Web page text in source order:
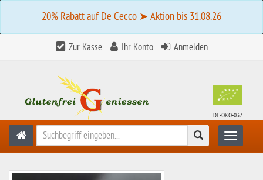
20% Rabatt auf De Cecco ➤ Aktion bis 31.08.26
Zur Kasse Ihr Konto Anmelden
DE-ÖKO-037
Suchen Toggle